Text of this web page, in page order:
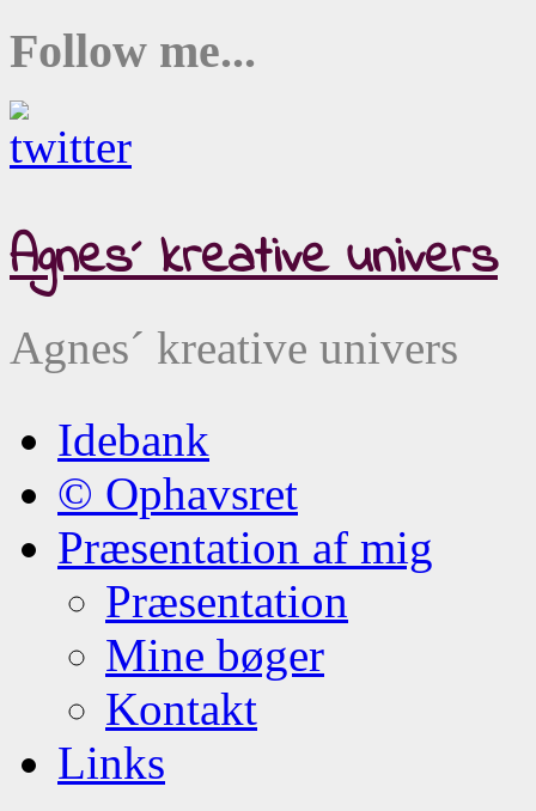
Follow me...
Agnes´ kreative univers
Agnes´ kreative univers
Idebank
© Ophavsret
Præsentation af mig
Præsentation
Mine bøger
Kontakt
Links